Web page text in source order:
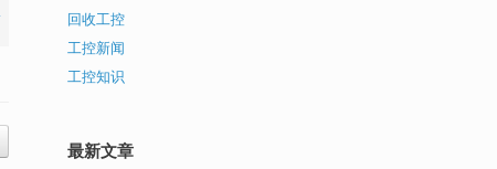
回收工控
工控新闻
工控知识
最新文章